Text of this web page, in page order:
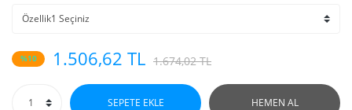
%10 1.506,62 TL 1.674,02 TL
SEPETE EKLE HEMEN AL